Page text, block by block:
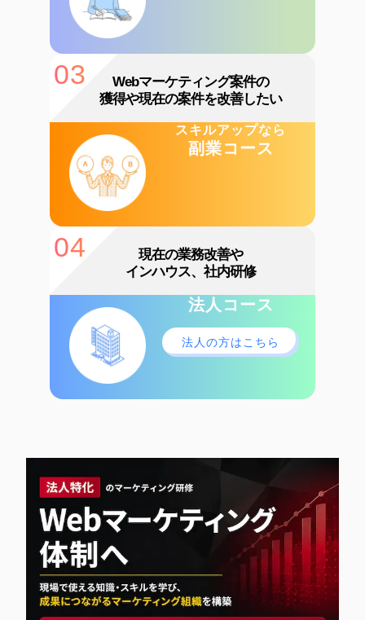
03
Webマーケティング案件の
獲得や現在の案件を改善したい
スキルアップなら
副業コース
04
現在の業務改善や
インハウス、社内研修
法人コース
法人の方はこちら